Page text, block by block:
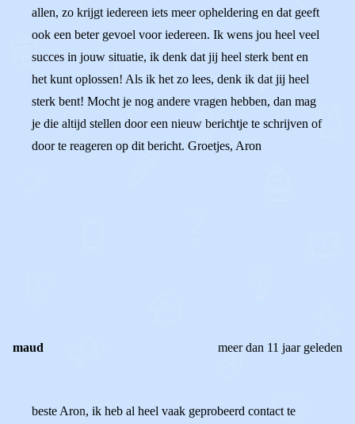
allen, zo krijgt iedereen iets meer opheldering en dat geeft
ook een beter gevoel voor iedereen. Ik wens jou heel veel
succes in jouw situatie, ik denk dat jij heel sterk bent en
het kunt oplossen! Als ik het zo lees, denk ik dat jij heel
sterk bent! Mocht je nog andere vragen hebben, dan mag
je die altijd stellen door een nieuw berichtje te schrijven of
door te reageren op dit bericht. Groetjes, Aron
maud meer dan 11 jaar geleden
beste Aron, ik heb al heel vaak geprobeerd contact te